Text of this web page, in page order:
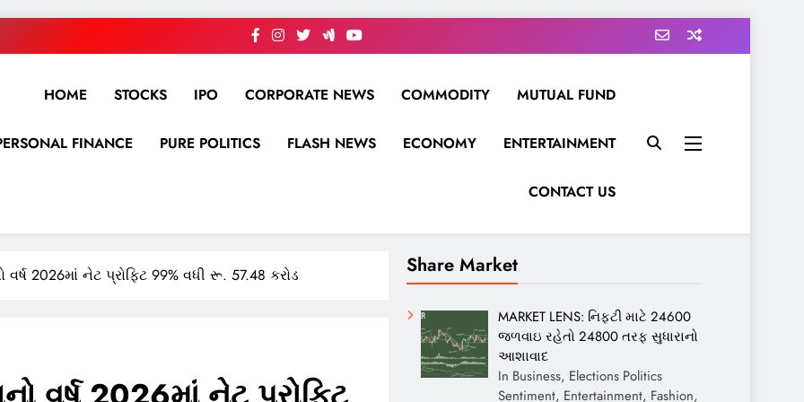
HOME STOCKS IPO CORPORATE NEWS COMMODITY MUTUAL FUND
FINANCE PURE POLITICS FLASH NEWS ECONOMY ENTERTAINMENT
CONTACT US
2026માં નેટ પ્રોફિટ 99% વધી રૂ. 57.48 કરોડ Share Market
MARKET LENS: નિફ્ટી માટે 24600
જળવાઇ રહેતો 24800 તરફ સુધારાનો
આશાવાદ
In Business, Elections Politics
Sentiment, Entertainment, Fashion,